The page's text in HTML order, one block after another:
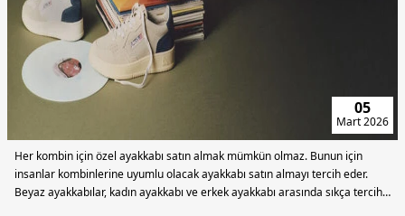
24
Şubat2026
Tekstil sektöründe bazı kumaş türleri vardır ki hem konfor hem de şıklık
beklentisini aynı anda karşılayabilir.